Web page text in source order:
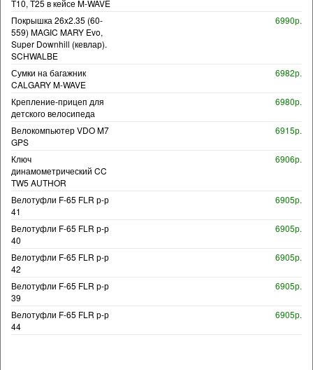
T10, T25 в кейсе M-WAVE
Покрышка 26x2.35 (60-
559) MAGIC MARY Evo,
Super Downhill (кевлар).
SCHWALBE
6990р.
Сумки на багажник
CALGARY M-WAVE
6982р.
Крепление-прицеп для
детского велосипеда
6980р.
Велокомпьютер VDO M7
GPS
6915р.
Ключ
динамометрический CC
TW5 AUTHOR
6906р.
Велотуфли F-65 FLR р-р
41
6905р.
Велотуфли F-65 FLR р-р
40
6905р.
Велотуфли F-65 FLR р-р
42
6905р.
Велотуфли F-65 FLR р-р
39
6905р.
Велотуфли F-65 FLR р-р
44
6905р.